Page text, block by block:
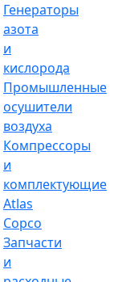
Генераторы
азота
и
кислорода
Промышленные
осушители
воздуха
Компрессоры
и
комплектующие
Atlas
Copco
Запчасти
и